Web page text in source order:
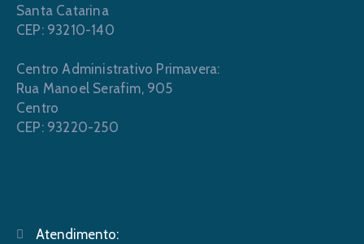
Santa Catarina
CEP: 93210-140
Centro Administrativo Primavera:
Rua Manoel Serafim, 905
Centro
CEP: 93220-250
Atendimento: